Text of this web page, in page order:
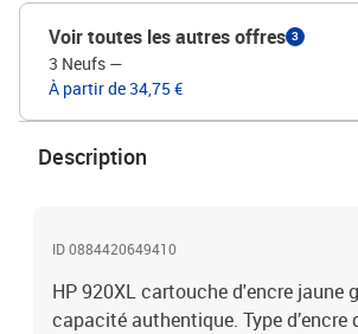
Voir toutes les autres offres 3
3 Neufs —
À partir de 34,75 €
Description
ID 0884420649410
HP 920XL cartouche d'encre jaune
capacité authentique. Type d’encre